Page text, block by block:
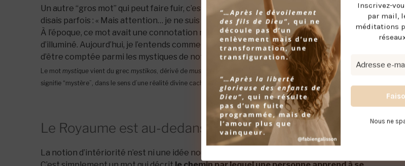
Un autre “gros mot” qui peut faire fuir, c’est le mot « mystique »
D’ailleurs, adolescente, je
disais parfois : « Mais attention… je ne suis pas mystique ! »
À l’époque, ce mot avait une connotation négative pour moi, car il évoquait quelque chose
d’illuminé. Aujourd’hui, je l’entends comme « vivre Dieu de l’intérieur » et je serais heureuse
d’être comptée parmi les mystiques de notre génération.
Le mot mystique vient du grec mystikos , dérivé de mustérion
, un terme que l’on retrouve 27 fois dans la Bible. Ce mot
signifie “mystère”, dans le sens d’une réalité divine cachée que seul l’Esprit peut révéler intérieurement.
Le Royaume est au-dedans de nous
La notion d’intériorité n’est ni une idée nouvelle ni une pratique récente.
Inscrivez-
par mail,
méditations
Nous ne